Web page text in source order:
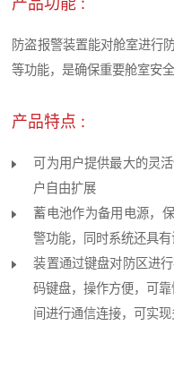
防盗报警装置能对舱室进行
等功能，是确保重要舱室安
产品特点 :
可为用户提供最大的灵
户自由扩展
蓄电池作为备用电源，
警功能，同时系统还具
装置通过键盘对防区进
码键盘，操作方便，可
间进行通信连接，可实